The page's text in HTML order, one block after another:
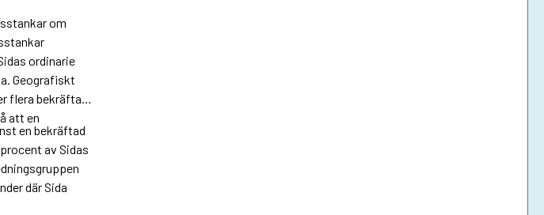
om
ordinarie
Geografiskt
flera bekräftade
att en
en bekräftad
av Sidas
där Sida